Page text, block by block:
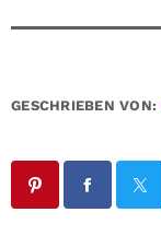
GESCHRIEBEN VON: